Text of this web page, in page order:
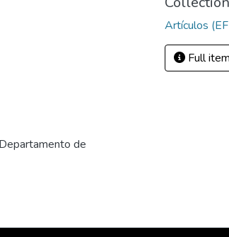
de
Artículos
Full